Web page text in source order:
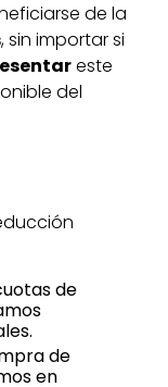
de la
, sin importar si
este
del
de
de
en